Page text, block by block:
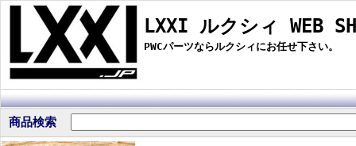
LXXI ルクシィ WEB
PWCパーツならルクシィにお任せ下さい。
商品検索